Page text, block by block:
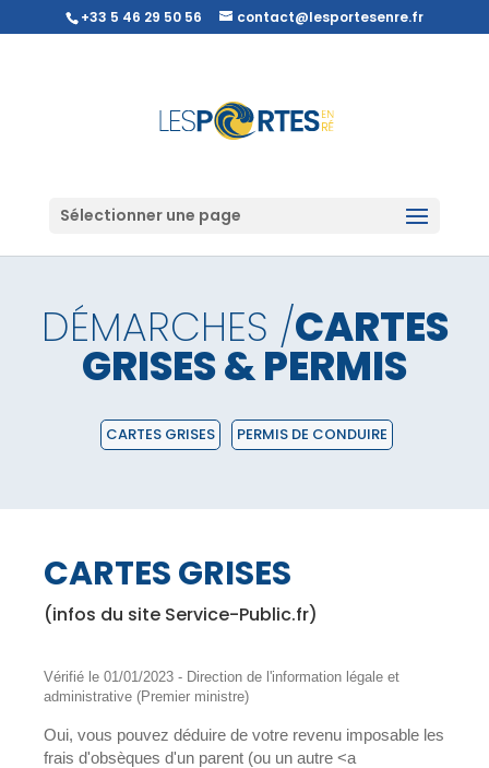
+33 5 46 29 50 56 contact@lesportesenre.fr
Sélectionner une page
DÉMARCHES /CARTES
GRISES & PERMIS
CARTES GRISES PERMIS DE CONDUIRE
CARTES GRISES
(infos du site Service-Public.fr)
Vérifié le 01/01/2023 - Direction de l'information légale et
administrative (Premier ministre)
Oui, vous pouvez déduire de votre revenu imposable les
frais d'obsèques d'un parent (ou un autre <a